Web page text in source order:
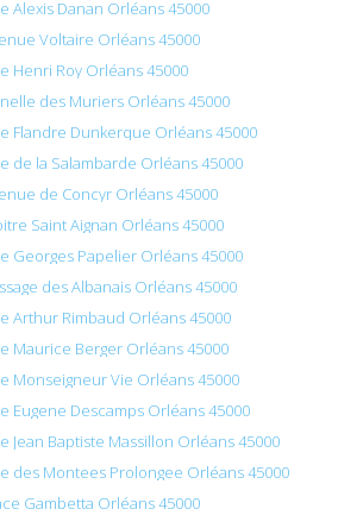
Alexis Danan Orléans 45000
Voltaire Orléans 45000
Henri Roy Orléans 45000
des Muriers Orléans 45000
Flandre Dunkerque Orléans 45000
de la Salambarde Orléans 45000
de Concyr Orléans 45000
Saint Aignan Orléans 45000
Georges Papelier Orléans 45000
des Albanais Orléans 45000
Arthur Rimbaud Orléans 45000
Maurice Berger Orléans 45000
Monseigneur Vie Orléans 45000
Eugene Descamps Orléans 45000
Jean Baptiste Massillon Orléans 45000
des Montees Prolongee Orléans 45000
Gambetta Orléans 45000